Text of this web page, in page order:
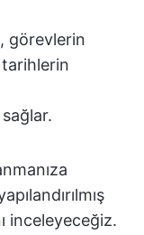
görevlerin
inceleyeceğiz.